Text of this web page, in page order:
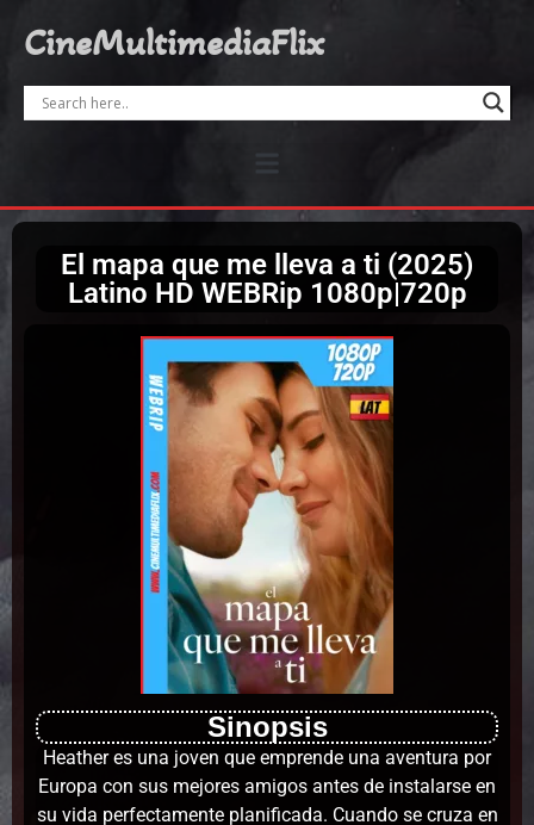
CineMultimediaFlix
El mapa que me lleva a ti (2025)
Latino HD WEBRip 1080p|720p
Sinopsis
Heather es una joven que emprende una aventura por
Europa con sus mejores amigos antes de instalarse en
su vida perfectamente planificada. Cuando se cruza en